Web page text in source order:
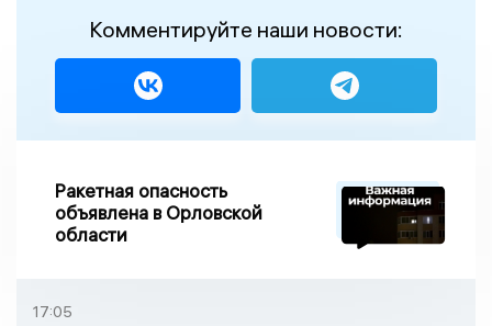
Комментируйте наши новости:
Ракетная опасность
объявлена в Орловской
области
17:05